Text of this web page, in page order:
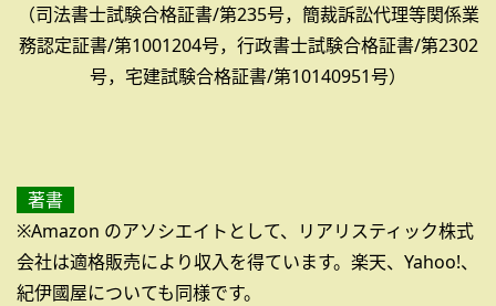
（司法書士試験合格証書/第235号，簡裁訴訟代理等関係業
務認定証書/第1001204号，行政書士試験合格証書/第2302
号，宅建試験合格証書/第10140951号）
著書
※Amazon のアソシエイトとして、リアリスティック株式
会社は適格販売により収入を得ています。楽天、Yahoo!、
紀伊國屋についても同様です。